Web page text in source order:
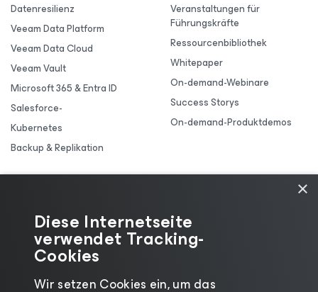
Datenresilienz
Veeam Data Platform
Veeam Data Cloud
Veeam Vault
Microsoft 365 & Entra ID
Salesforce-
Kubernetes
Backup & Replikation
Veranstaltungen für
Führungskräfte
Ressourcenbibliothek
Whitepaper
On-demand-Webinare
Success Storys
On-demand-Produktdemos
×
Diese Internetseite
verwendet Tracking-
Cookies
Wir setzen Cookies ein, um das